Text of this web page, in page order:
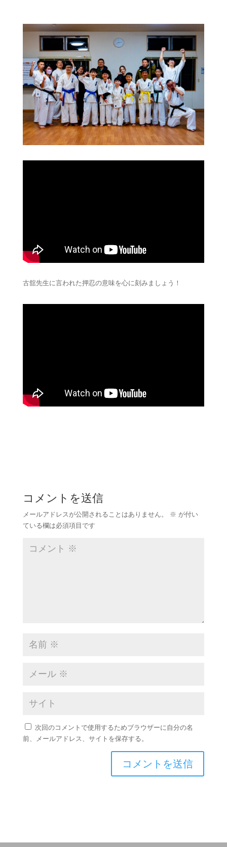
古舘先生に言われた押忍の意味を心に刻みましょう！
コメントを送信
メールアドレスが公開されることはありません。 ※ が付い
ている欄は必須項目です
次回のコメントで使用するためブラウザーに自分の名
前、メールアドレス、サイトを保存する。